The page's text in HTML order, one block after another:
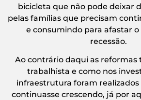
bicicleta que não pode deixar
pelas famílias que precisam
e consumindo para afastar
recessão.
Ao contrário daqui as reformas
trabalhista e como nos
infraestrutura foram realizados
continuasse crescendo, já por